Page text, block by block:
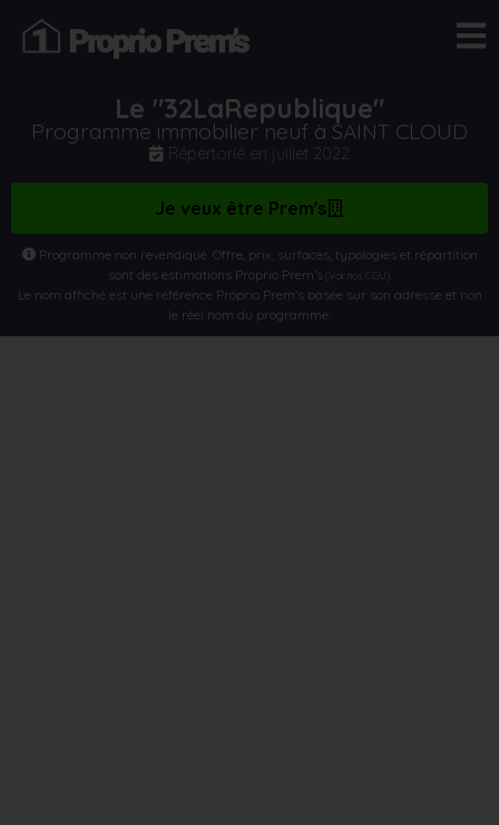
Le "32LaRepublique"
Programme immobilier neuf à SAINT CLOUD
Répertorié en juillet 2022
Je veux être Prem's
Programme non revendiqué. Offre, prix, surfaces, typologies et répartition
sont des estimations Proprio Prem’s(Voir nos CGU)
Le nom affiché est une référence Proprio Prem’s basée sur son adresse et non
le réel nom du programme.